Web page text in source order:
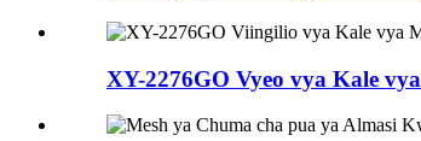
XY-2276GO Vyeo vya Kale